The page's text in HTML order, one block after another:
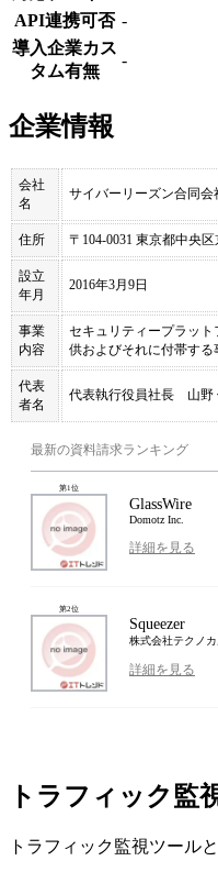
API連携可否 -
導入企業カス
タム有無
-
企業情報
会社
名
サイバーリーズン合同会
住所 〒104-0031 東京都中央
設立
年月
2016年3月9日
事業
内容
セキュリティープラット
供およびそれに付帯する
代表
者名
代表執行役員社長 山野
最新の資料請求ランキング
第1位
GlassWire
Domotz Inc.
詳細を見る
第2位
Squeezer
株式会社テクノ
詳細を見る
トラフィック監
トラフィック監視ツール